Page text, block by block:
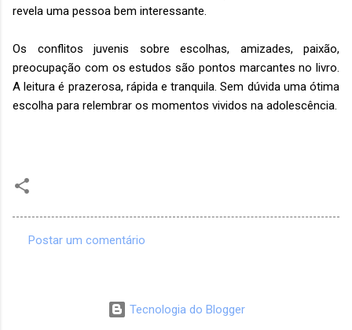
revela uma pessoa bem interessante.
Os conflitos juvenis sobre escolhas, amizades, paixão,
preocupação com os estudos são pontos marcantes no livro.
A leitura é prazerosa, rápida e tranquila. Sem dúvida uma ótima
escolha para relembrar os momentos vividos na adolescência.
Postar um comentário
Tecnologia do Blogger